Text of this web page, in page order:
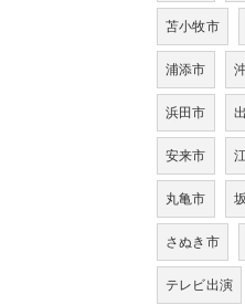
苫小牧市
浦添市
浜田市
安来市
丸亀市
さぬき市
テレビ出演